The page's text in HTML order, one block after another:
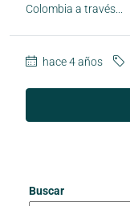
Colombia a través...
hace 4 años
Buscar